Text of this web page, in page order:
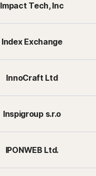
Impact Tech, Inc
Index Exchange
InnoCraft Ltd
Inspigroup s.r.o
IPONWEB Ltd.